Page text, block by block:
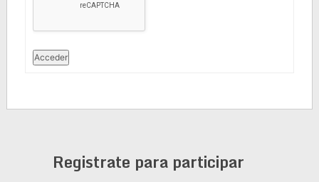
Acceder
Registrate para participar